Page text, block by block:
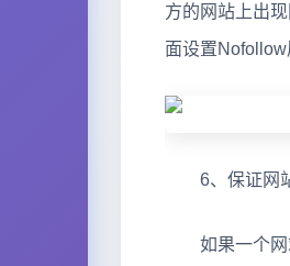
方的网站上出
面设置Nofollow
6、保证网
如果一个网站